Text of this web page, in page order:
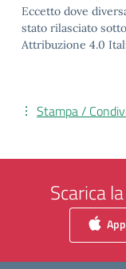
Eccetto dove
stato rilasciato
Attribuzione 4.0
Stampa /
Scarica